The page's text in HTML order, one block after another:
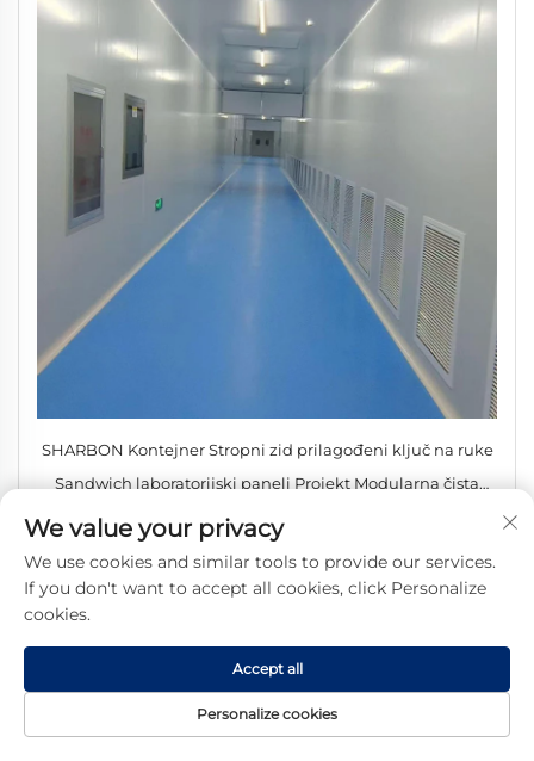
SHARBON Kontejner Stropni zid prilagođeni ključ na ruke
Sandwich laboratorijski paneli Projekt Modularna čista
soba s HEPA filtrom
We value your privacy
We use cookies and similar tools to provide our services.
If you don't want to accept all cookies, click Personalize
cookies.
Personalize cookies
Accept all